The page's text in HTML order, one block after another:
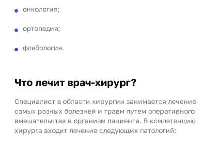
онкология;
ортопедия;
флебология.
Что лечит врач-хирург?
Специалист в области хирургии занимается лечение
самых разных болезней и травм путем оперативного
вмешательства в организм пациента. В компетенцию
хирурга входит лечение следующих патологий: